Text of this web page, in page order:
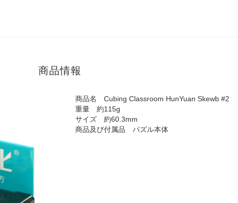
商品情報
商品名 Cubing Classroom HunYuan Skewb #2
重量 約115g
サイズ 約60.3mm
商品及び付属品 パズル本体